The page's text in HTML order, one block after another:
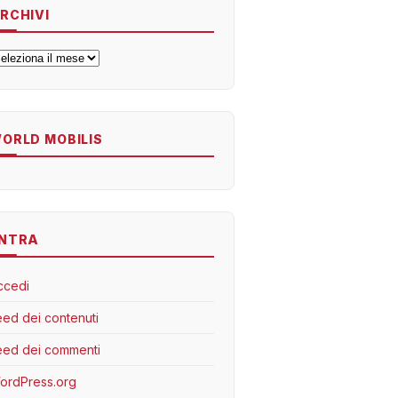
MOBILIS
dei contenuti
dei commenti